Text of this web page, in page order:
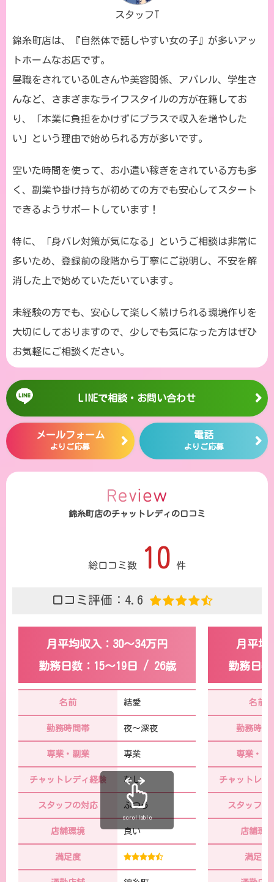
スタッフT
錦糸町店は、『自然体で話しやすい女の子』が多いアッ
トホームなお店です。
昼職をされているOLさんや美容関係、アパレル、学生さ
んなど、さまざまなライフスタイルの方が在籍してお
り、「本業に負担をかけずにプラスで収入を増やした
い」という理由で始められる方が多いです。
空いた時間を使って、お小遣い稼ぎをされている方も多
く、副業や掛け持ちが初めての方でも安心してスタート
できるようサポートしています！
特に、「身バレ対策が気になる」というご相談は非常に
多いため、登録前の段階から丁寧にご説明し、不安を解
消した上で始めていただいています。
未経験の方でも、安心して楽しく続けられる環境作りを
大切にしておりますので、少しでも気になった方はぜひ
お気軽にご相談ください。
LINEで相談・お問い合わせ
メールフォーム
よりご応募
電話
よりご応募
錦糸町店のチャットレディの口コミ
総口コミ数 10 件
口コミ評価：4.6
月平均収入：30～34万円
勤務日数：15～19日 / 26歳
名前 結愛
勤務時間帯 夜～深夜
専業・副業 専業
チャットレディ経験 なし
スタッフの対応 ふつう
店舗環境 良い
満足度
月平均
勤務日
名前
勤務時間
専業・副
チャットレデ
スタッフの
店舗環境
満足度
scrollable